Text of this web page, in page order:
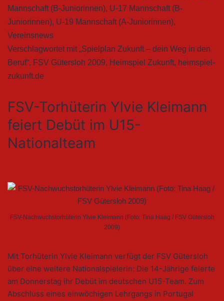
Mannschaft (B-Juniorinnen), U-17 Mannschaft (B-
Juniorinnen), U-19 Mannschaft (A-Juniorinnen),
Vereinsnews
Verschlagwortet mit„Spielplan Zukunft – dein Weg in den
Beruf“, FSV Gütersloh 2009, Heimspiel Zukunft, heimspiel-
zukunft.de
FSV-Torhüterin Ylvie Kleimann
feiert Debüt im U15-
Nationalteam
FSV-Nachwuchstorhüterin Ylvie Kleimann (Foto: Tina Haag / FSV Gütersloh
2009)
Mit Torhüterin Ylvie Kleimann verfügt der FSV Gütersloh
über eine weitere Nationalspielerin: Die 14-Jährige feierte
am Donnerstag ihr Debüt im deutschen U15-Team. Zum
Abschluss eines einwöchigen Lehrgangs in Portugal